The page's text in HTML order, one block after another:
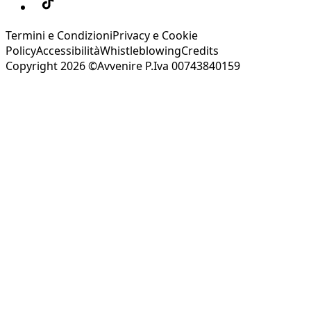
Termini e CondizioniPrivacy e Cookie
PolicyAccessibilitàWhistleblowingCredits
Copyright 2026 ©Avvenire P.Iva 00743840159